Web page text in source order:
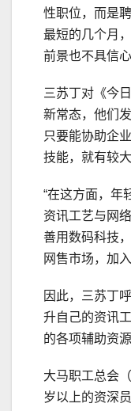
性职位，而是
最短的几个月
前景也不具信
三苏丁对《今
新常态，他们
只要能协助企
技能，就有较
“在这方面，年
资讯工艺与网
善用数码科技
网售市场，加
因此，三苏丁
升自己的资讯
的各项辅助资源
大马职工总会
岁以上的资深